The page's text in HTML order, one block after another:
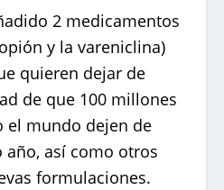
2 medicamentos
y la vareniclina)
quieren dejar de
de que 100 millones
el mundo dejen de
así como otros
formulaciones.